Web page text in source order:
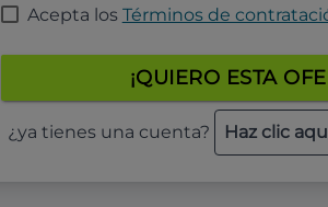
Acepta los Términos de
¡QUIERO ESTA
¿ya tienes una cuenta? Haz clic